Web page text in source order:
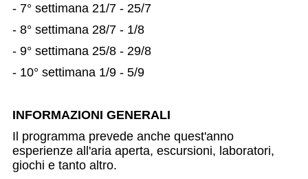
- 7° settimana 21/7 - 25/7
- 8° settimana 28/7 - 1/8
- 9° settimana 25/8 - 29/8
- 10° settimana 1/9 - 5/9
INFORMAZIONI GENERALI
Il programma prevede anche quest'anno
esperienze all'aria aperta, escursioni, laboratori,
giochi e tanto altro.